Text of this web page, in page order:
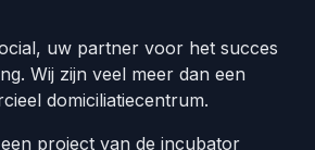
uw partner voor het succes
Wij zijn veel meer dan een
domiciliatiecentrum.
project van de incubator